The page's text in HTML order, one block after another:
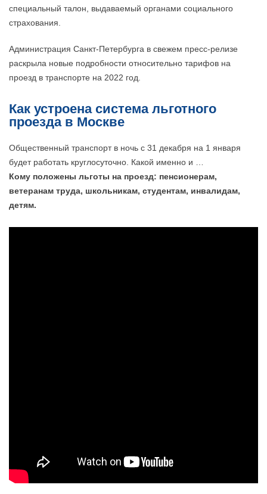
специальный талон, выдаваемый органами социального
страхования.
Администрация Санкт-Петербурга в свежем пресс-релизе
раскрыла новые подробности относительно тарифов на
проезд в транспорте на 2022 год.
Как устроена система льготного
проезда в Москве
Общественный транспорт в ночь с 31 декабря на 1 января
будет работать круглосуточно. Какой именно и …
Кому положены льготы на проезд: пенсионерам,
ветеранам труда, школьникам, студентам, инвалидам,
детям.